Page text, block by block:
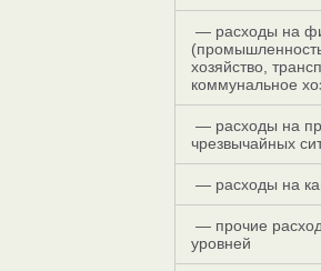
— расходы на
хозяйство,
коммунальное
— расходы на
чрезвычайных
— расходы на
— прочие
уровней